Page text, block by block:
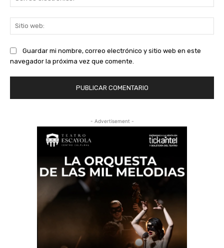
Guardar mi nombre, correo electrónico y sitio web en este
navegador la próxima vez que comente.
- Advertisement -